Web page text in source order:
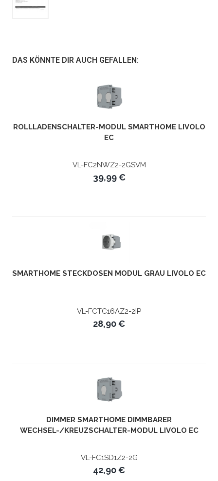
DAS KÖNNTE DIR AUCH GEFALLEN:
ROLLLADENSCHALTER-MODUL SMARTHOME LIVOLO
EC
VL-FC2NWZ2-2GSVM
39,99 €
SMARTHOME STECKDOSEN MODUL GRAU LIVOLO EC
VL-FCTC16AZ2-2IP
28,90 €
DIMMER SMARTHOME DIMMBARER
WECHSEL-/KREUZSCHALTER-MODUL LIVOLO EC
VL-FC1SD1Z2-2G
42,90 €